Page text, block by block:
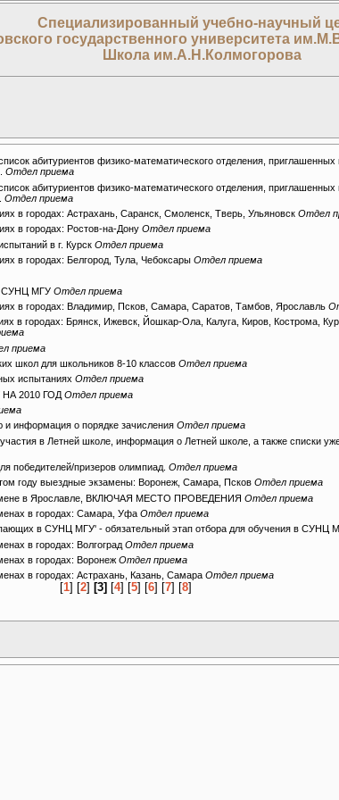
Специализированный учебно-научный
государственного университета
Школа им.А.Н.Колмогорова
абитуриентов физико-математического отделения,
Отдел приема
абитуриентов физико-математического отделения, приглашенных
Отдел приема
в городах: Астрахань, Саранск, Смоленск, Тверь, Ульяновск Отдел
в городах: Ростов-на-Дону Отдел приема
в г. Курск Отдел приема
в городах: Белгород, Тула, Чебоксары Отдел приема
СУНЦ МГУ Отдел приема
в городах: Владимир, Псков, Самара, Саратов, Тамбов, Ярославль
в городах: Брянск, Ижевск, Йошкар-Ола, Калуга, Киров, Кострома,
приема
школ для школьников 8-10 классов Отдел приема
испытаниях Отдел приема
2010 ГОД Отдел приема
информация о порядке зачисления Отдел приема
в Летней школе, информация о Летней школе, а также списки
призеров олимпиад. Отдел приема
году выездные экзамены: Воронеж, Самара, Псков Отдел приема
в Ярославле, ВКЛЮЧАЯ МЕСТО ПРОВЕДЕНИЯ Отдел приема
в городах: Самара, Уфа Отдел приема
в СУНЦ МГУ' - обязательный этап отбора для обучения в СУНЦ
в городах: Волгоград Отдел приема
в городах: Воронеж Отдел приема
в городах: Астрахань, Казань, Самара Отдел приема
[1] [2] [3] [4] [5] [6] [7] [8]